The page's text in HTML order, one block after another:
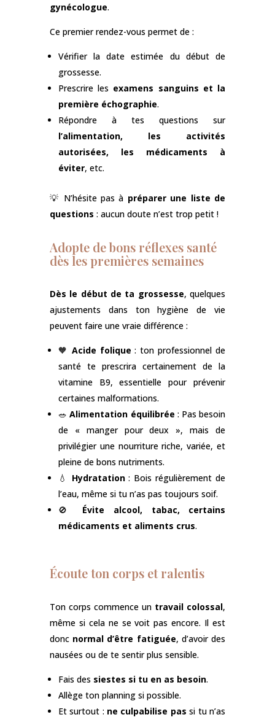
gynécologue.
Ce premier rendez-vous permet de :
Vérifier la date estimée du début de
grossesse.
Prescrire les examens sanguins et la
première échographie.
Répondre à tes questions sur
l’alimentation, les activités
autorisées, les médicaments à
éviter, etc.
💡 N’hésite pas à préparer une liste de
questions : aucun doute n’est trop petit !
Adopte de bons réflexes santé
dès les premières semaines
Dès le début de ta grossesse, quelques
ajustements dans ton hygiène de vie
peuvent faire une vraie différence :
🧡 Acide folique : ton professionnel de
santé te prescrira certainement de la
vitamine B9, essentielle pour prévenir
certaines malformations.
🥗Alimentation équilibrée : Pas besoin
de « manger pour deux », mais de
privilégier une nourriture riche, variée, et
pleine de bons nutriments.
💧 Hydratation: Bois régulièrement de
l’eau, même si tu n’as pas toujours soif.
🚫 Évite alcool, tabac, certains
médicaments et aliments crus.
Écoute ton corps et ralentis
Ton corps commence un travail colossal,
même si cela ne se voit pas encore. Il est
donc normal d’être fatiguée, d’avoir des
nausées ou de te sentir plus sensible.
Fais des siestes si tu en as besoin.
Allège ton planning si possible.
Et surtout : ne culpabilise pas si tu n’as